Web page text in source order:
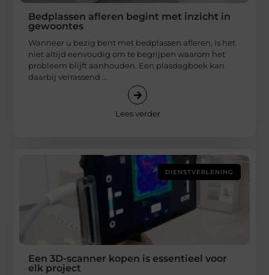
Bedplassen afleren begint met inzicht in
gewoontes
Wanneer u bezig bent met bedplassen afleren, is het
niet altijd eenvoudig om te begrijpen waarom het
probleem blijft aanhouden. Een plasdagboek kan
daarbij verrassend ...
Lees verder
DIENSTVERLENING
Een 3D-scanner kopen is essentieel voor
elk project